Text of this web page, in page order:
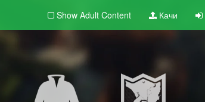
Show Adult Content Качи